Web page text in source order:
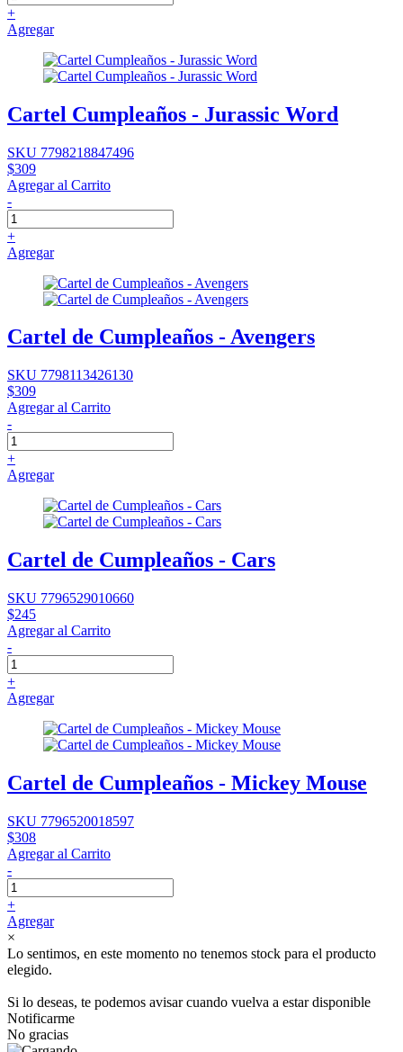
+
Agregar
Cartel Cumpleaños - Jurassic Word
SKU 7798218847496
$309
Agregar al Carrito
-
+
Agregar
Cartel de Cumpleaños - Avengers
SKU 7798113426130
$309
Agregar al Carrito
-
+
Agregar
Cartel de Cumpleaños - Cars
SKU 7796529010660
$245
Agregar al Carrito
-
+
Agregar
Cartel de Cumpleaños - Mickey Mouse
SKU 7796520018597
$308
Agregar al Carrito
-
+
Agregar
×
Lo sentimos, en este momento no tenemos stock para el producto
elegido.
Si lo deseas, te podemos avisar cuando vuelva a estar disponible
Notificarme
No gracias